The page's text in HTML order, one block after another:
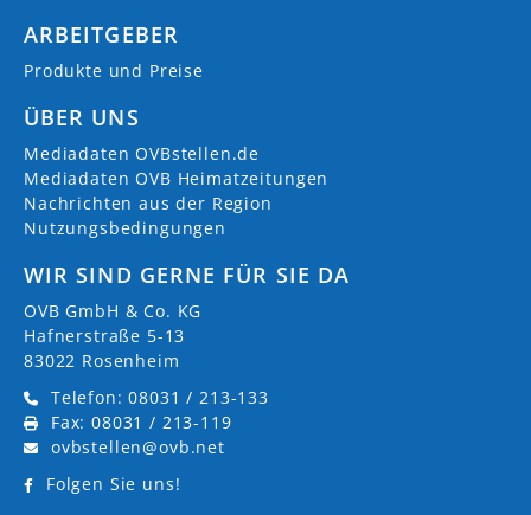
ARBEITGEBER
Produkte und Preise
ÜBER UNS
Mediadaten OVBstellen.de
Mediadaten OVB Heimatzeitungen
Nachrichten aus der Region
Nutzungsbedingungen
WIR SIND GERNE FÜR SIE DA
OVB GmbH & Co. KG
Hafnerstraße 5-13
83022 Rosenheim
Telefon: 08031 / 213-133
Fax: 08031 / 213-119
ovbstellen@ovb.net
Folgen Sie uns!